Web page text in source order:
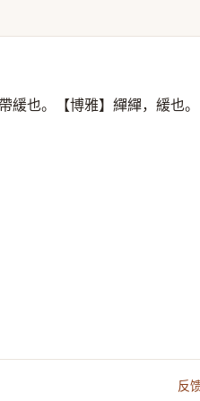
緩也。【博雅】繟繟，緩也。
反